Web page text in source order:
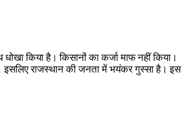
किया है। किसानों का कर्जा माफ नहीं किया।
इसलिए राजस्थान की जनता में भयंकर गुस्सा है। इस